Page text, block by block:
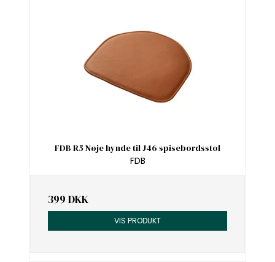
FDB R5 Nøje hynde til J46 spisebordsstol
FDB
399 DKK
VIS PRODUKT